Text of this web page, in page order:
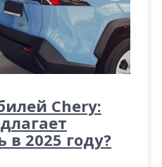
Chery:
в 2025 году?